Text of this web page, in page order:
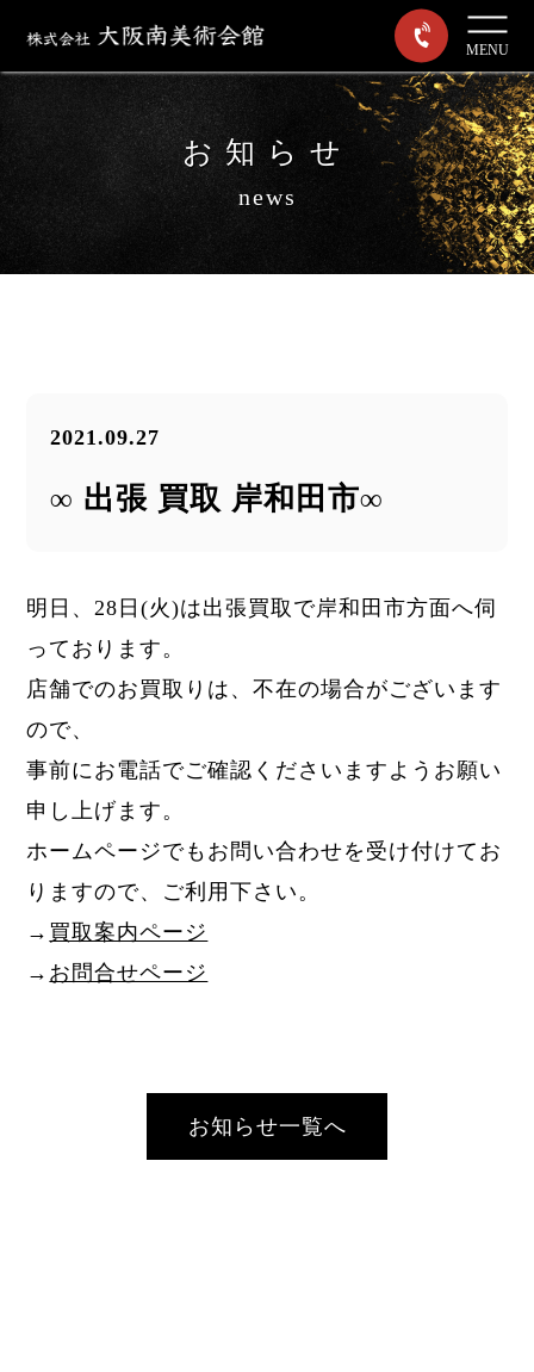
MENU
お知らせ
news
2021.09.27
∞ 出張 買取 岸和田市∞
明日、28日(火)は出張買取で岸和田市方面へ伺
っております。
店舗でのお買取りは、不在の場合がございます
ので、
事前にお電話でご確認くださいますようお願い
申し上げます。
ホームページでもお問い合わせを受け付けてお
りますので、ご利用下さい。
→ 買取案内ページ
→ お問合せページ
お知らせ一覧へ